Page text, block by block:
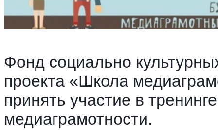
Фонд социально
проекта «Школа
принять участие в
медиаграмотности.